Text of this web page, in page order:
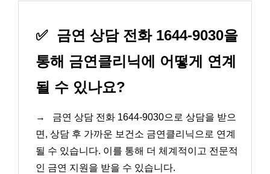
✅ 금연 상담 전화 1644-9030을
통해 금연클리닉에 어떻게 연계
될 수 있나요?
→
금연 상담 전화 1644-9030으로 상담을 받으
면, 상담 후 가까운 보건소 금연클리닉으로 연계
될 수 있습니다. 이를 통해 더 체계적이고 전문적
인 금연 지원을 받을 수 있습니다.